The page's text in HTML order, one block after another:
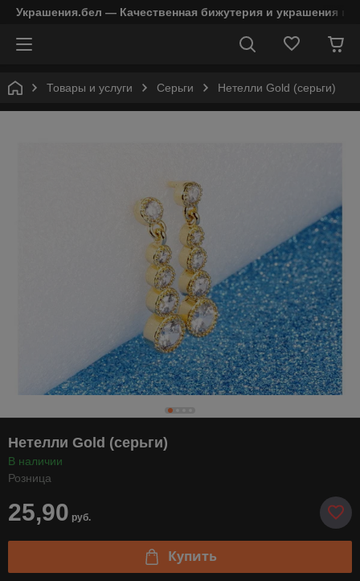
Украшения.бел — Качественная бижутерия и украшения в
Товары и услуги Серьги Нетелли Gold (серьги)
Нетелли Gold (серьги)
В наличии
Розница
25,90 руб.
Купить